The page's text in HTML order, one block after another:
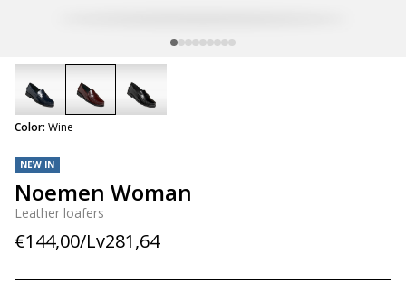
NEW IN
Noemen Woman
Leather loafers
€144,00/Lv281,64
Color: Wine